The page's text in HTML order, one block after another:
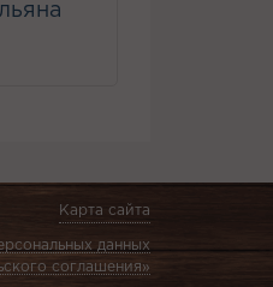
Карта сайта
данных
соглашения»